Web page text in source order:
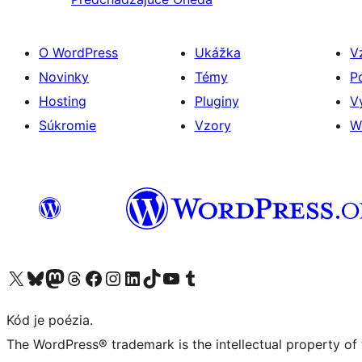
O WordPress
Novinky
Hosting
Súkromie
Ukážka
Témy
Pluginy
Vzory
Navštívte náš účet na X (predtým Twitter)
Navštívte náš účet na platforme Bluesky
Navštívte náš účet na Mastodone
Navštívte náš účet na platforme Threads
Navštívte našu stránku na Facebooku
Navštívte náš účet Instagram
Navštívte náš účet LinkedIn
Navštívte náš účet na platforme TikTok
Navštívte náš kanál YouTube
Navštívte náš účet na platforme Tumblr
Kód je poézia.
The WordPress® trademark is the intellectual property of